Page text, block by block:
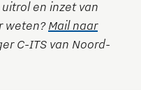
en inzet van
weten? Mail naar
C-ITS van Noord-